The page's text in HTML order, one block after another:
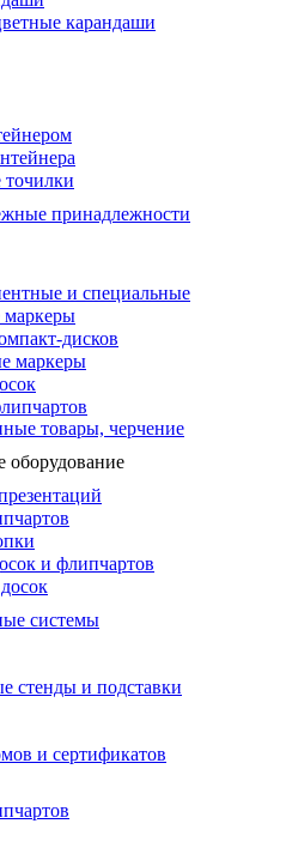
карандаши
точилки
принадлежности
и специальные
дисков
маркеры
товары, черчение
оборудование
и флипчартов
системы
стенды и подставки
и сертификатов